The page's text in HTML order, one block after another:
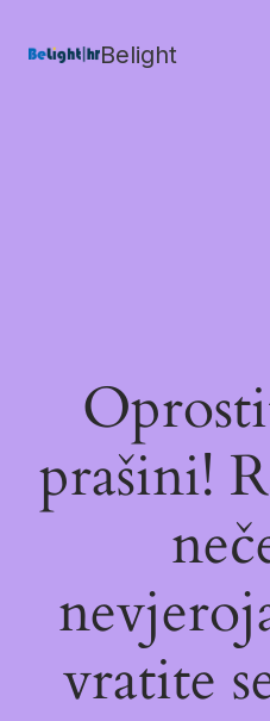
Belight
prašini!
vratite